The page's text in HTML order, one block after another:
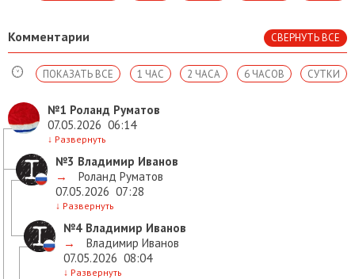
Комментарии СВЕРНУТЬ ВСЕ
СУТКИ
6 ЧАСОВ
2 ЧАСА
1 ЧАС
ПОКАЗАТЬ ВСЕ
№1 Роланд Руматов
07.05.2026 06:14
↓ Развернуть
№3 Владимир Иванов
→
Роланд Руматов
07.05.2026 07:28
↓ Развернуть
№4 Владимир Иванов
→
Владимир Иванов
07.05.2026 08:04
↓ Развернуть